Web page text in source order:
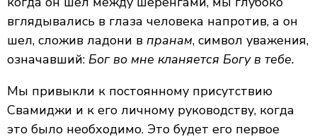
вглядывались в глаза человека напротив, а он
шел, сложив ладони в пранам, символ уважения,
означавший: Бог во мне кланяется Богу в тебе.
Мы привыкли к постоянному присутствию
Свамиджи и к его личному руководству, когда
это было необходимо. Это будет его первое